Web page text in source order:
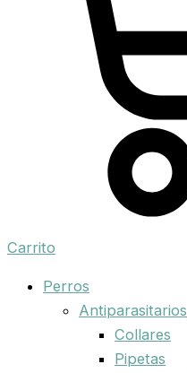
Carrito
Perros
Antiparasitarios
Collares
Pipetas